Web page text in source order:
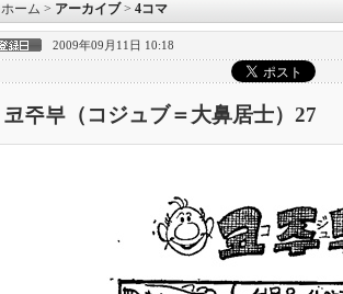
ホーム > アーカイブ> 4コマ
2009年09月11日 10:18
코주부（コジュブ＝大鼻居士）27